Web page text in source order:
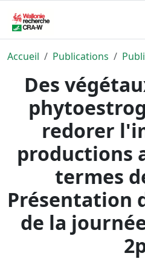
Accueil Publications
Des
redorer
productions
termes
Présentation
de la